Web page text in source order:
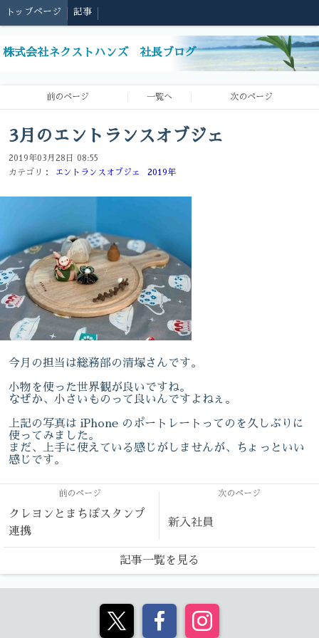
トップページ 記事
株式会社ネクストハンズ 社長ブログ
前のページ 一覧へ 次のページ
3月のエントランスオブジェ
2019年03月28日 08:55
カテゴリ：
エントランスオブジェ 2019年
今月の担当は総務部の清塚さんです。
小物を使った世界観が良いですね。
なぜか、小さいものって良いんですよねぇ。
上記の写真は iPhone のポートレートってのを久しぶりに
使ってみました。
まだ、上手に使えている感じがしませんが、ちょっといい
感じです。
前のページ
クレヨンとまちぽスタンプ
連携
次のページ
新入社員
記事一覧を見る